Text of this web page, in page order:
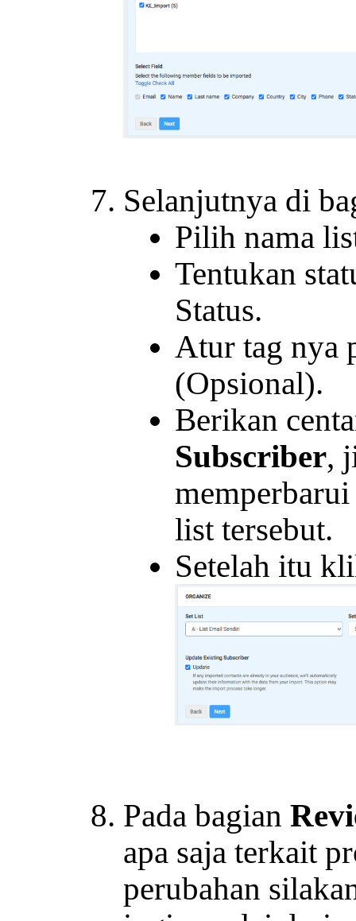
Selanjutnya di
Pilih nama
Tentukan
Status.
Atur tag nya
(Opsional).
Berikan
Subscriber,
list tersebut.
Setelah itu
Pada bagian
apa saja terkait
perubahan